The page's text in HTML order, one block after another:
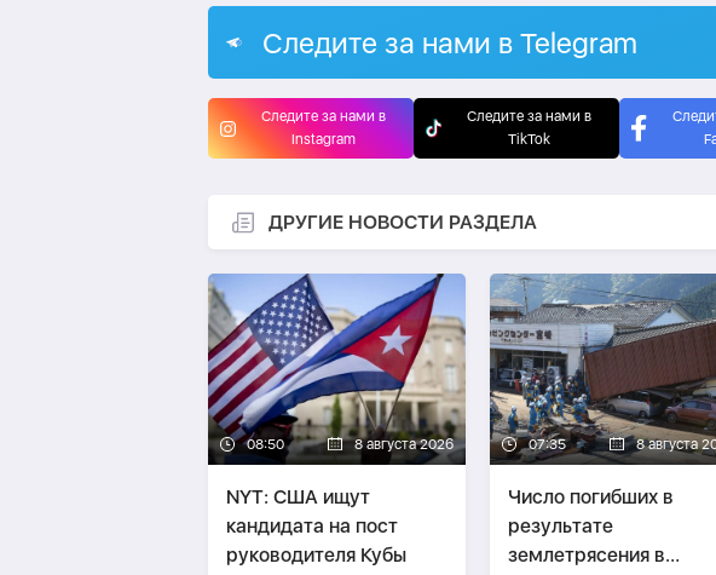
Следите за нами в Telegram
Следите за нами в
Instagram
Следите за нами в
TikTok
ДРУГИЕ НОВОСТИ РАЗДЕЛА
08:50 8 августа 2026
NYT: США ищут
кандидата на пост
руководителя Кубы
07:35 8 августа
Число погибших в
результате
землетрясения в